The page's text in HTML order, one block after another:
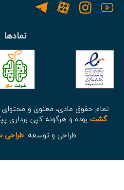
نمادها
تمام حقوق مادی، معنوی و
گشت بوده و هرگونه کپی برداری
طراحی و توسعه:طراحی